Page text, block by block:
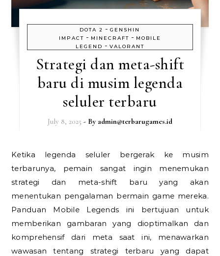
DOTA 2 -GENSHIN
IMPACT - MINECRAFT - MOBILE
LEGEND - VALORANT
Strategi dan meta-shift
baru di musim legenda
seluler terbaru
July 8, 2025 - By admin@terbarugames.id
Ketika legenda seluler bergerak ke musim
terbarunya, pemain sangat ingin menemukan
strategi dan meta-shift baru yang akan
menentukan pengalaman bermain game mereka.
Panduan Mobile Legends ini bertujuan untuk
memberikan gambaran yang dioptimalkan dan
komprehensif dari meta saat ini, menawarkan
wawasan tentang strategi terbaru yang dapat